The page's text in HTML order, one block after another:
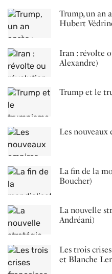
Trump, un an
Hubert
Iran : révolte
Alexandre)
Trump et le
Les nouveaux
La fin de la
Boucher)
La nouvelle
Andréani)
Les trois
et Blanche